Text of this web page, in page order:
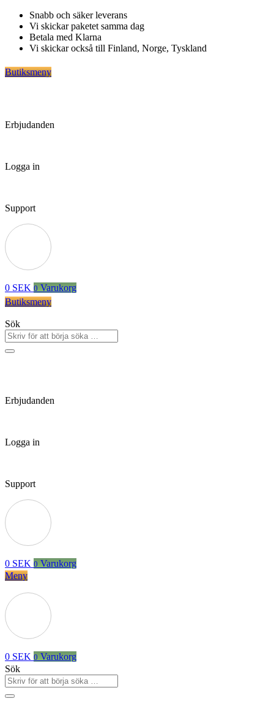
Hoppa
innehåll
Snabb och säker leverans
Vi skickar paketet samma dag
Betala med Klarna
Vi skickar också till Finland, Norge, Tyskland
Butiksmeny
Erbjudanden
Logga in
Support
0 SEK 0 Varukorg
Butiksmeny
Sök
Erbjudanden
Logga in
Support
0 SEK 0 Varukorg
Meny
0 SEK 0 Varukorg
Sök